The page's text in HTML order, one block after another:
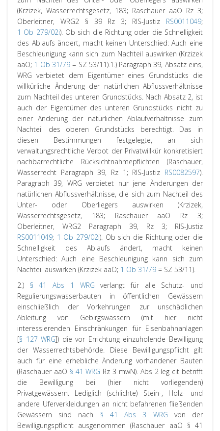
(Krzizek, Wasserrechtsgesetz, 183; Raschauer aaO Rz 3;
Oberleitner, WRG2§ 39 Rz 3; RIS-Justiz RS0011049;
1 Ob 279/02i). Ob sich die Richtung oder die Schnelligkeit
des Ablaufs ändert, macht keinen Unterschied: Auch eine
Beschleunigung kann sich zum Nachteil auswirken (Krzizek
aaO; 1 Ob 31/79= SZ 53/11).1.) Paragraph 39, Absatz eins,
WRG verbietet dem Eigentümer eines Grundstücks die
willkürliche Änderung der natürlichen Abflussverhältnisse
zum Nachteil des unteren Grundstücks. Nach Absatz 2, ist
auch der Eigentümer des unteren Grundstücks nicht zu
einer Änderung der natürlichen Ablaufverhältnisse zum
Nachteil des oberen Grundstücks berechtigt. Das in
diesen Bestimmungen festgelegte, an sich
verwaltungsrechtliche Verbot der Privatwillkür konkretisiert
nachbarrechtliche Rücksichtnahmepflichten (Raschauer,
Wasserrecht Paragraph 39, Rz 1; RIS-Justiz RS0082597).
Paragraph 39, WRG verbietet nur jene Änderungen der
natürlichen Abflussverhältnisse, die sich zum Nachteil des
Unter- oder Oberliegers auswirken (Krzizek,
Wasserrechtsgesetz, 183; Raschauer aaO Rz 3;
Oberleitner, WRG2 Paragraph 39, Rz 3; RIS-Justiz
RS0011049; 1 Ob 279/02i). Ob sich die Richtung oder die
Schnelligkeit des Ablaufs ändert, macht keinen
Unterschied: Auch eine Beschleunigung kann sich zum
Nachteil auswirken (Krzizek aaO; 1 Ob 31/79 = SZ 53/11).
2.) § 41 Abs 1 WRG verlangt für alle Schutz- und
Regulierungswasserbauten in öffentlichen Gewässern
einschließlich der Vorkehrungen zur unschädlichen
Ableitung von Gebirgswässern (mit hier nicht
interessierenden Einschränkungen für Eisenbahnanlagen
[§ 127 WRG]) die vor Errichtung einzuholende Bewilligung
der Wasserrechtsbehörde. Diese Bewilligungspflicht gilt
auch für eine erhebliche Änderung vorhandener Bauten
(Raschauer aaO § 41 WRG Rz 3 mwN). Abs 2 leg cit betrifft
die Bewilligung bei (hier nicht vorliegenden)
Privatgewässern. Lediglich (schlichte) Stein-, Holz- und
andere Uferverkleidungen an nicht befahrenen fließenden
Gewässern sind nach § 41 Abs 3 WRG von der
Bewilligungspflicht ausgenommen (Raschauer aaO § 41